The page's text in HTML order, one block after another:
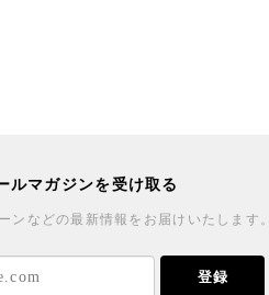
ルマガジンを受け取る
ンなどの最新情報をお届けいたします。
登録